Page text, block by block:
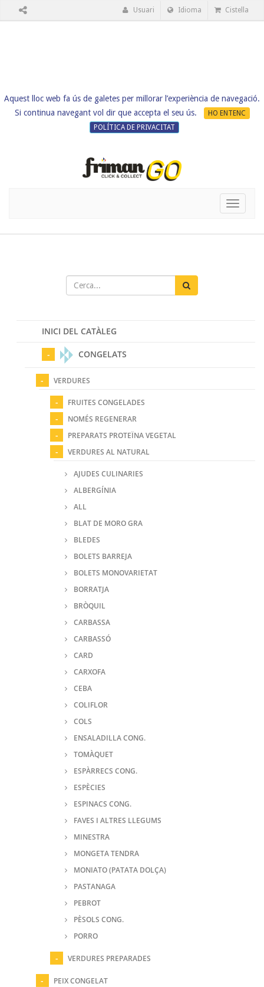
Aquest lloc web fa ús de galetes per millorar l’experiència de navegació.
Si continua navegant vol dir que accepta el seu ús.
HO ENTENC
POLÍTICA DE PRIVACITAT
Usuari Idioma Cistella
Toggle
INICI DEL CATÀLEG
CONGELATS
VERDURES
FRUITES CONGELADES
NOMÉS REGENERAR
PREPARATS PROTEÏNA VEGETAL
VERDURES AL NATURAL
AJUDES CULINARIES
ALBERGÍNIA
ALL
BLAT DE MORO GRA
BLEDES
BOLETS BARREJA
BOLETS MONOVARIETAT
BORRATJA
BRÒQUIL
CARBASSA
CARBASSÓ
CARD
CARXOFA
CEBA
COLIFLOR
COLS
ENSALADILLA CONG.
TOMÀQUET
ESPÀRRECS CONG.
ESPÈCIES
ESPINACS CONG.
FAVES I ALTRES LLEGUMS
MINESTRA
MONGETA TENDRA
MONIATO (PATATA DOLÇA)
PASTANAGA
PEBROT
PÈSOLS CONG.
PORRO
VERDURES PREPARADES
PEIX CONGELAT